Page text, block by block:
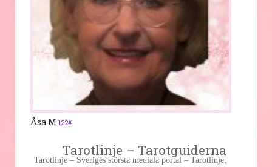
Åsa M 122#
Tarotlinje – Tarotguiderna
Tarotlinje – Sveriges största mediala portal – Tarotlinje,